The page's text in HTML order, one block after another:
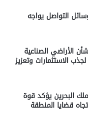
التواصل يواجه
الأراضي الصناعية
الاستثمارات وتعزيز
البحرين يؤكد قوة
قضايا المنطقة